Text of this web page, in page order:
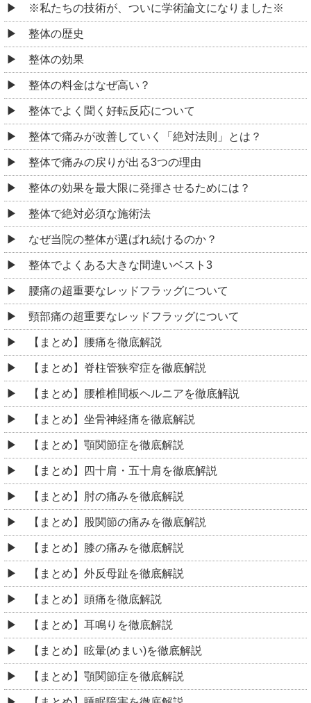
※私たちの技術が、ついに学術論文になりました※
整体の歴史
整体の効果
整体の料金はなぜ高い？
整体でよく聞く好転反応について
整体で痛みが改善していく「絶対法則」とは？
整体で痛みの戻りが出る3つの理由
整体の効果を最大限に発揮させるためには？
整体で絶対必須な施術法
なぜ当院の整体が選ばれ続けるのか？
整体でよくある大きな間違いベスト3
腰痛の超重要なレッドフラッグについて
頸部痛の超重要なレッドフラッグについて
【まとめ】腰痛を徹底解説
【まとめ】脊柱管狭窄症を徹底解説
【まとめ】腰椎椎間板ヘルニアを徹底解説
【まとめ】坐骨神経痛を徹底解説
【まとめ】顎関節症を徹底解説
【まとめ】四十肩・五十肩を徹底解説
【まとめ】肘の痛みを徹底解説
【まとめ】股関節の痛みを徹底解説
【まとめ】膝の痛みを徹底解説
【まとめ】外反母趾を徹底解説
【まとめ】頭痛を徹底解説
【まとめ】耳鳴りを徹底解説
【まとめ】眩暈(めまい)を徹底解説
【まとめ】顎関節症を徹底解説